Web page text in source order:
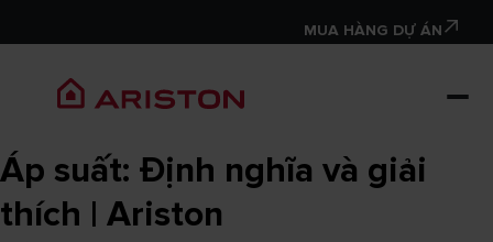
MUA HÀNG DỰ ÁN
Áp suất: Định nghĩa và giải
thích | Ariston